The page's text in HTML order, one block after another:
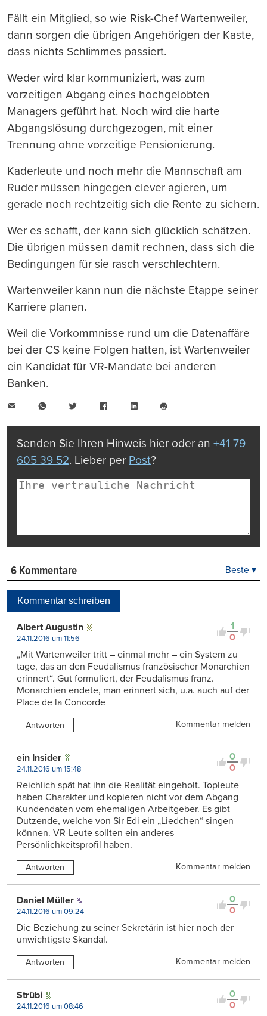
Fällt ein Mitglied, so wie Risk-Chef Wartenweiler,
dann sorgen die übrigen Angehörigen der Kaste,
dass nichts Schlimmes passiert.
Weder wird klar kommuniziert, was zum
vorzeitigen Abgang eines hochgelobten
Managers geführt hat. Noch wird die harte
Abgangslösung durchgezogen, mit einer
Trennung ohne vorzeitige Pensionierung.
Kaderleute und noch mehr die Mannschaft am
Ruder müssen hingegen clever agieren, um
gerade noch rechtzeitig sich die Rente zu sichern.
Wer es schafft, der kann sich glücklich schätzen.
Die übrigen müssen damit rechnen, dass sich die
Bedingungen für sie rasch verschlechtern.
Wartenweiler kann nun die nächste Etappe seiner
Karriere planen.
Weil die Vorkommnisse rund um die Datenaffäre
bei der CS keine Folgen hatten, ist Wartenweiler
ein Kandidat für VR-Mandate bei anderen
Banken.
WhatsAppTwitter FacebookLinkedIn
drucken
Senden Sie Ihren Hinweis hier oder an +41 79
605 39 52. Lieber per Post?
6 Kommentare Beste ▾
Kommentar schreiben
1
0
Albert Augustin
24.11.2016 um 11:56
„Mit Wartenweiler tritt – einmal mehr – ein System zu
tage, das an den Feudalismus französischer Monarchien
erinnert“. Gut formuliert, der Feudalismus franz.
Monarchien endete, man erinnert sich, u.a. auch auf der
Place de la Concorde
Antworten Kommentar melden
0
0
ein Insider
24.11.2016 um 15:48
Reichlich spät hat ihn die Realität eingeholt. Topleute
haben Charakter und kopieren nicht vor dem Abgang
Kundendaten vom ehemaligen Arbeitgeber. Es gibt
Dutzende, welche von Sir Edi ein „Liedchen“ singen
können. VR-Leute sollten ein anderes
Persönlichkeitsprofil haben.
Antworten Kommentar melden
0
0
Daniel Müller
24.11.2016 um 09:24
Die Beziehung zu seiner Sekretärin ist hier noch der
unwichtigste Skandal.
Antworten Kommentar melden
0
0
Strübi
24.11.2016 um 08:46